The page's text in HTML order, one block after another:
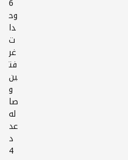
وح
دا
ت
غر
فت
ين
و
صا
له
عد
د
4